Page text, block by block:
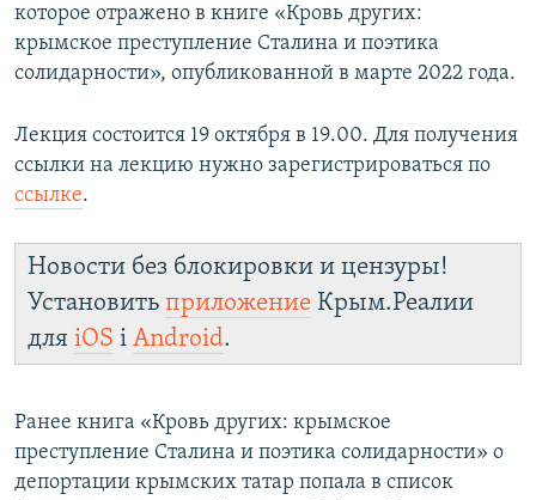
которое отражено в книге «Кровь других:
крымское преступление Сталина и поэтика
солидарности», опубликованной в марте 2022 года.
Лекция состоится 19 октября в 19.00. Для получения
ссылки на лекцию нужно зарегистрироваться по
ссылке.
Новости без блокировки и цензуры!
Установить приложение Крым.Реалии
для iOS і Android.
Ранее книга «Кровь других: крымское
преступление Сталина и поэтика солидарности» о
депортации крымских татар попала в список